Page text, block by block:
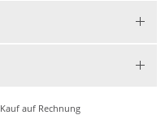
Kauf auf Rechnung